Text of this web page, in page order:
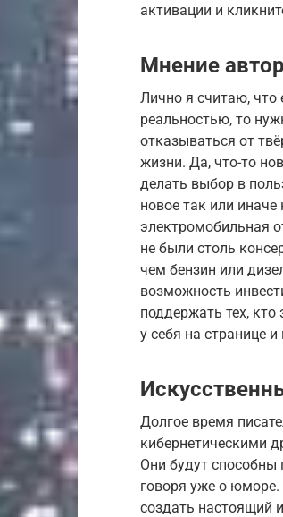
активации и
Мнение
Лично я считаю, что
реальностью, то
отказываться от
жизни. Да, что-то
делать выбор в
новое так или
электромобильная
не были столь
чем бензин или
возможность
поддержать тех,
у себя на странице
Долгое время
кибернетическими
Они будут
говоря уже о
создать настоящий